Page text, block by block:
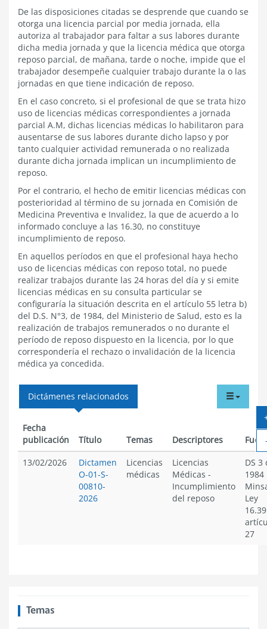
De las disposiciones citadas se desprende que cuando se
otorga una licencia parcial por media jornada, ella
autoriza al trabajador para faltar a sus labores durante
dicha media jornada y que la licencia médica que otorga
reposo parcial, de mañana, tarde o noche, impide que el
trabajador desempeñe cualquier trabajo durante la o las
jornadas en que tiene indicación de reposo.
En el caso concreto, si el profesional de que se trata hizo
uso de licencias médicas correspondientes a jornada
parcial A.M, dichas licencias médicas lo habilitaron para
ausentarse de sus labores durante dicho lapso y por
tanto cualquier actividad remunerada o no realizada
durante dicha jornada implican un incumplimiento de
reposo.
Por el contrario, el hecho de emitir licencias médicas con
posterioridad al término de su jornada en Comisión de
Medicina Preventiva e Invalidez, la que de acuerdo a lo
informado concluye a las 16.30, no constituye
incumplimiento de reposo.
En aquellos períodos en que el profesional haya hecho
uso de licencias médicas con reposo total, no puede
realizar trabajos durante las 24 horas del día y si emite
licencias médicas en su consulta particular se
configuraría la situación descrita en el artículo 55 letra b)
del D.S. N°3, de 1984, del Ministerio de Salud, esto es la
realización de trabajos remunerados o no durante el
período de reposo dispuesto en la licencia, por lo que
correspondería el rechazo o invalidación de la licencia
médica ya concedida.
menu
Dictámenes relacionados
Fecha
publicación
Título Temas Descriptores
13/02/2026
Dictamen
O-01-S-
00810-
2026
Licencias
médicas
Licencias
Médicas -
Incumplimiento
del reposo
DS 3
1984
Ley
27
Temas